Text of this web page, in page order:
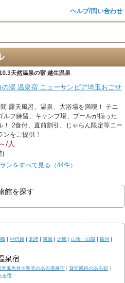
ヘルプ/問い合わせ
天然温泉の宿 越生温泉
の湯 温泉宿 ニューサンピア埼玉おごせ
露天風呂、温泉、大浴場を満喫！ テニ
ルフ練習、キャンプ場、プールが揃った
！ 2食付、直前割引、じゃらん限定等ニー
ンをご提供！
/人
)
ンをすべて見る（44件）
館を探す
| 甲信越 | 北陸 | 東海 | 近畿 | 山陰・山陽 | 四国 |
泉宿
天風呂付き客室のある温泉宿 | 貸切風呂のある宿 |
る宿